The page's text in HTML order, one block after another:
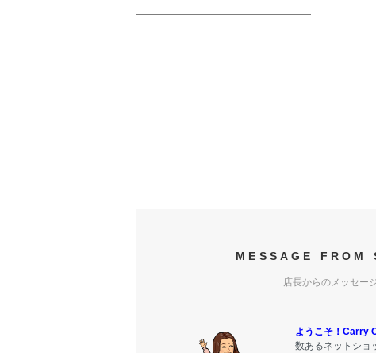
MESSAGE FROM
店長からのメッセー
ようこそ！Carry
数あるネットショ